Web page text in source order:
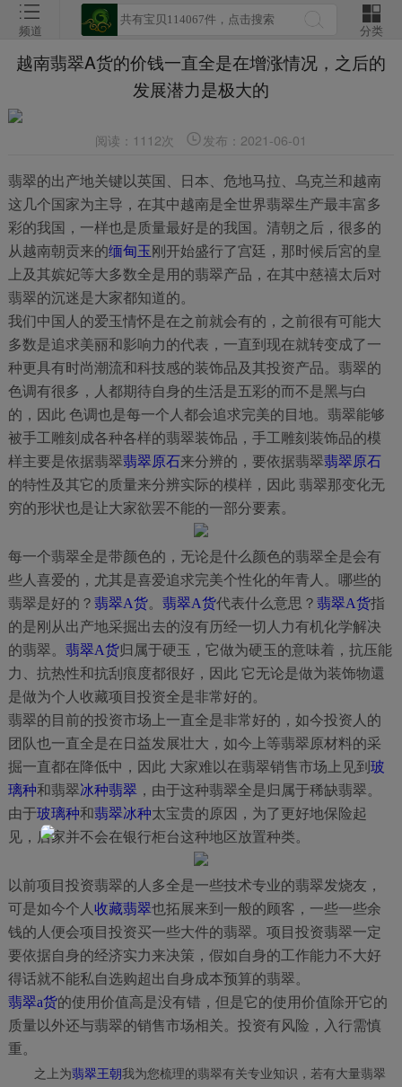
频道 分类
越南翡翠A货的价钱一直全是在增涨情况，之后的
发展潜力是极大的
阅读：1112次 发布：2021-06-01
翡翠的出产地关键以英国、日本、危地马拉、乌克兰和越南
这几个国家为主导，在其中越南是全世界翡翠生产最丰富多
彩的我国，一样也是质量最好是的我国。清朝之后，很多的
从越南朝贡来的缅甸玉 刚开始盛行了宫廷，那时候后宮的皇
上及其嫔妃等大多数全是用的翡翠产品，在其中慈禧太后对
翡翠的沉迷是大家都知道的。
我们中国人的爱玉情怀是在之前就会有的，之前很有可能大
多数是追求美丽和影响力的代表，一直到现在就转变成了一
种更具有时尚潮流和科技感的装饰品及其投资产品。翡翠的
色调有很多，人都期待自身的生活是五彩的而不是黑与白
的，因此 色调也是每一个人都会追求完美的目地。翡翠能够
被手工雕刻成各种各样的翡翠装饰品，手工雕刻装饰品的模
样主要是依据翡翠翡翠原石来分辨的，要依据翡翠翡翠原石
的特性及其它的质量来分辨实际的模样，因此 翡翠那变化无
穷的形状也是让大家欲罢不能的一部分要素。
每一个翡翠全是带颜色的，无论是什么颜色的翡翠全是会有
些人喜爱的，尤其是喜爱追求完美个性化的年青人。哪些的
翡翠是好的？ 翡翠A货。 翡翠A货代表什么意思？ 翡翠A货指
的是刚从出产地采掘出去的沒有历经一切人力有机化学解决
的翡翠。 翡翠A货归属于硬玉，它做为硬玉的意味着，抗压能
力、抗热性和抗刮痕度都很好，因此 它无论是做为装饰物還
是做为个人收藏项目投资全是非常好的。
翡翠的目前的投资市场上一直全是非常好的，如今投资人的
团队也一直全是在日益发展壮大，如今上等翡翠原材料的采
掘一直都在降低中，因此 大家难以在翡翠销售市场上见到 玻
璃种和翡翠冰种翡翠，由于这种翡翠全是归属于稀缺翡翠。
由于玻璃种和翡翠冰种太宝贵的原因，为了更好地保险起
见，店家并不会在银行柜台这种地区放置种类。
以前项目投资翡翠的人多全是一些技术专业的翡翠发烧友，
可是如今个人 收藏翡翠也拓展来到一般的顾客，一些一些余
钱的人便会项目投资买一些大件的翡翠。项目投资翡翠一定
要依据自身的经济实力来决策，假如自身的工作能力不大好
得话就不能私自选购超出自身成本预算的翡翠。
翡翠a货的使用价值高是没有错，但是它的使用价值除开它的
质量以外还与翡翠的销售市场相关。投资有风险，入行需慎
重。
之上为翡翠王朝我为您梳理的翡翠有关专业知识，若有大量翡翠